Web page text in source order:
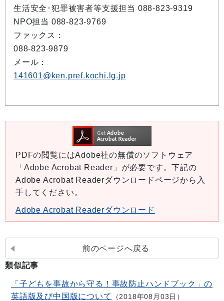
生活安全･犯罪被害者等支援担当 088-823-9319
NPO担当 088-823-9769
ファックス：
088-823-9879
メール：
141601@ken.pref.kochi.lg.jp
PDFの閲覧にはAdobe社の無償のソフトウェア
「Adobe Acrobat Reader」が必要です。下記の
Adobe Acrobat Readerダウンロードページから入
手してください。
Adobe Acrobat Readerダウンロード
前のページへ戻る
類似記事
「子どもを事故から守る！事故防止ハンドブック」の
英語版及び中国版について
2018年08月03日